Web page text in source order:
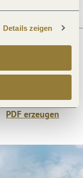
Details zeigen
PDF erzeugen